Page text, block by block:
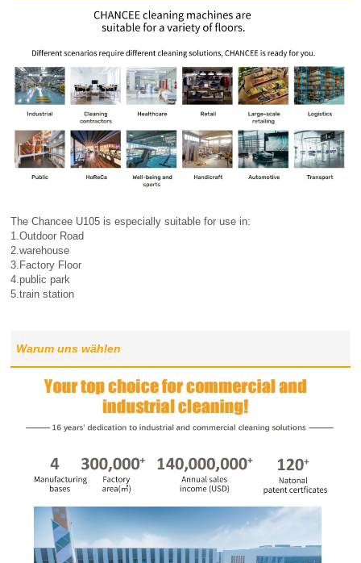
The Chancee U105 is especially suitable for use in:
1.Outdoor Road
2.warehouse
3.Factory Floor
4.public park
5.train station
Warum uns wählen